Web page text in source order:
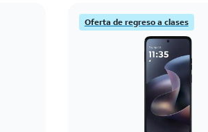
Oferta de regreso a clases